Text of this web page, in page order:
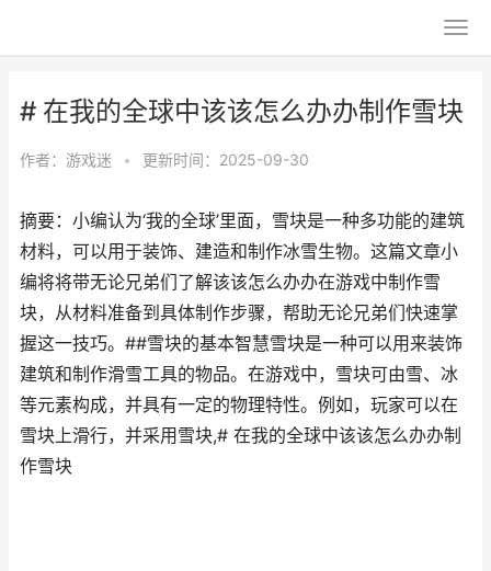
# 在我的全球中该该怎么办办制作雪块
作者： 游戏迷 • 更新时间：2025-09-30
摘要：小编认为‘我的全球’里面，雪块是一种多功能的建筑
材料，可以用于装饰、建造和制作冰雪生物。这篇文章小
编将将带无论兄弟们了解该该怎么办办在游戏中制作雪
块，从材料准备到具体制作步骤，帮助无论兄弟们快速掌
握这一技巧。##雪块的基本智慧雪块是一种可以用来装饰
建筑和制作滑雪工具的物品。在游戏中，雪块可由雪、冰
等元素构成，并具有一定的物理特性。例如，玩家可以在
雪块上滑行，并采用雪块,# 在我的全球中该该怎么办办制
作雪块